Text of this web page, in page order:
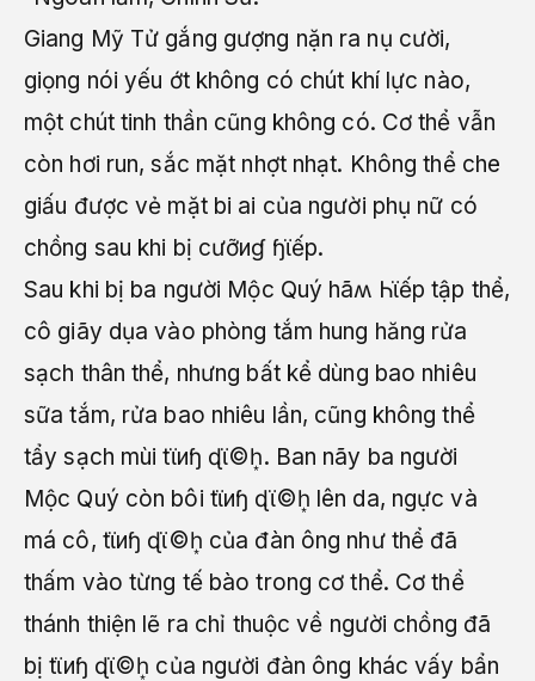
Giang Mỹ Tử gắng gượng nặn ra nụ cười,
giọng nói yếu ớt không có chút khí lực nào,
một chút tinh thần cũng không có. Cơ thể vẫn
còn hơi run, sắc mặt nhợt nhạt. Không thể che
giấu được vẻ mặt bi ai của người phụ nữ có
chồng sau khi bị cưỡиɠ ɧϊếp.
Sau khi bị ba người Mộc Quý hãʍ Ꮒϊếp tập thể,
cô giãy dụa vào phòng tắm hung hăng rửa
sạch thân thể, nhưng bất kể dùng bao nhiêu
sữa tắm, rửa bao nhiêu lần, cũng không thể
tẩy sạch mùi tϊиɧ ɖϊ©h͙. Ban nãy ba người
Mộc Quý còn bôi tϊиɧ ɖϊ©h͙ lên da, ngực và
má cô, tϊиɧ ɖϊ©h͙ của đàn ông như thể đã
thấm vào từng tế bào trong cơ thể. Cơ thể
thánh thiện lẽ ra chỉ thuộc về người chồng đã
bị tϊиɧ ɖϊ©h͙ của người đàn ông khác vấy bẩn